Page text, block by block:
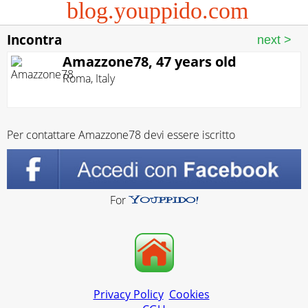
blog.youppido.com
Incontra
Amazzone78, 47 years old
Roma, Italy
Per contattare Amazzone78 devi essere iscritto
For
Privacy Policy Cookies